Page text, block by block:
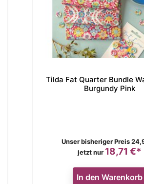
Tilda Fat Quarter Bundle
Burgundy Pink
Verkaufspreis
Unser bisheriger Preis
jetzt nur Preis
18,71 €*
In den Warenkorb